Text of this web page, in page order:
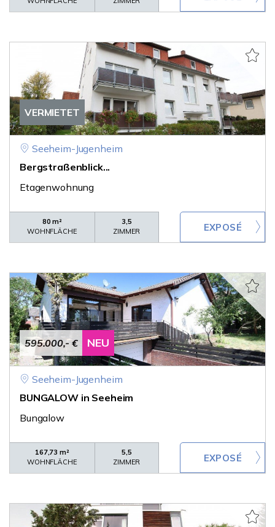
VERMIETET
Seeheim-Jugenheim
Bergstraßenblick...
Etagenwohnung
80 m²
WOHNFLÄCHE
3,5
ZIMMER
595.000,- € NEU
Seeheim-Jugenheim
BUNGALOW in Seeheim
Bungalow
167,73 m²
WOHNFLÄCHE
5,5
ZIMMER